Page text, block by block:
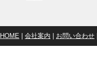
HOME 会社案内 お問い合わせ